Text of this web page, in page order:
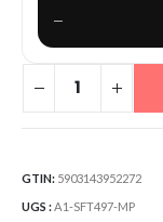
—
GTIN: 5903143952272
UGS :A1-SFT497-MP